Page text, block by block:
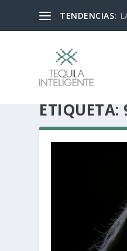
TENDENCIAS:
ETIQUETA: